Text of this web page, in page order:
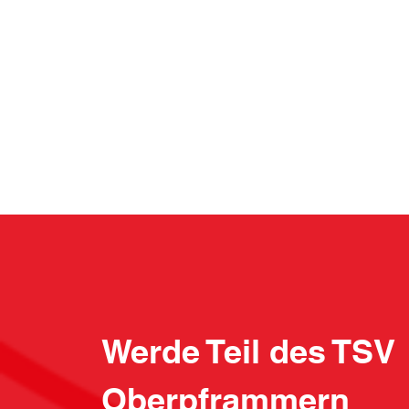
Werde Teil des TSV
Oberpframmern